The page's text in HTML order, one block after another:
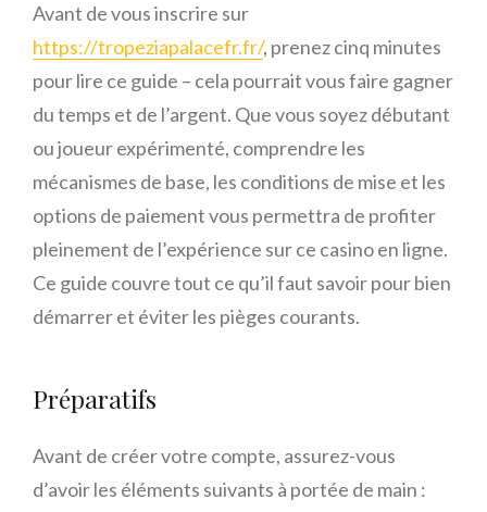
Avant de vous inscrire sur
https://tropeziapalacefr.fr/, prenez cinq minutes
pour lire ce guide – cela pourrait vous faire gagner
du temps et de l’argent. Que vous soyez débutant
ou joueur expérimenté, comprendre les
mécanismes de base, les conditions de mise et les
options de paiement vous permettra de profiter
pleinement de l’expérience sur ce casino en ligne.
Ce guide couvre tout ce qu’il faut savoir pour bien
démarrer et éviter les pièges courants.
Préparatifs
Avant de créer votre compte, assurez-vous
d’avoir les éléments suivants à portée de main :